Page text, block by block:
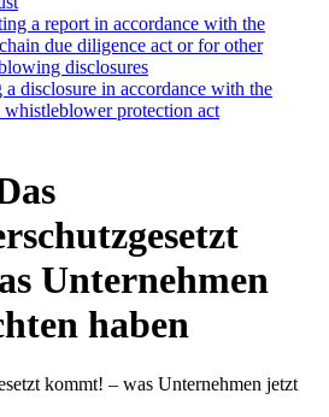
a report in accordance with the
due diligence act or for other
disclosures
disclosure in accordance with the
whistleblower protection act
Unternehmen
haben
kommt! – was Unternehmen jetzt